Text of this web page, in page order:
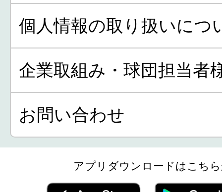
個人情報の取り扱いにつ
企業取組み・球団担当者
お問い合わせ
アプリダウンロードはこち